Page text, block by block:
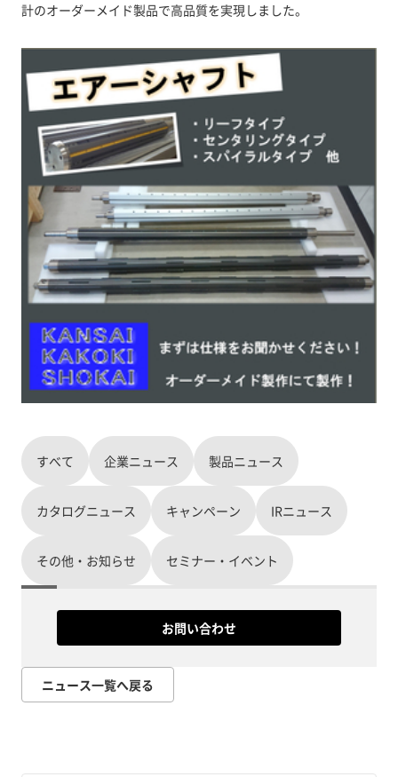
計のオーダーメイド製品で高品質を実現しました。
すべて 企業ニュース 製品ニュース
カタログニュース キャンペーン IRニュース
その他・お知らせ セミナー・イベント
お問い合わせ
ニュース一覧へ戻る